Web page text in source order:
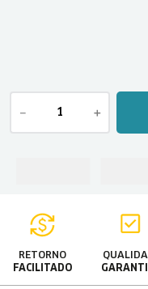
＋
－
RETORNO
FACILITADO